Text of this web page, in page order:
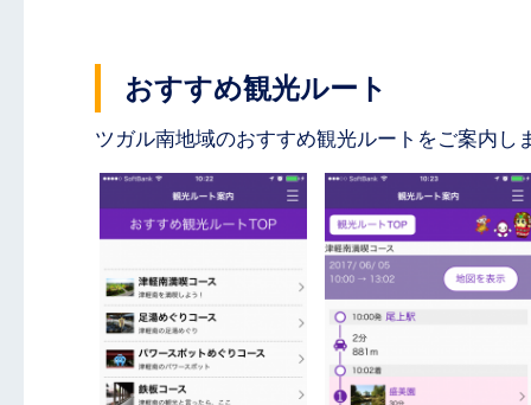
おすすめ観光ルート
ツガル南地域のおすすめ観光ルートをご案内し